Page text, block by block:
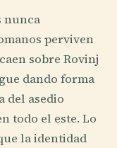
nunca
perviven
sobre Rovinj
dando forma
del asedio
todo el este. Lo
la identidad